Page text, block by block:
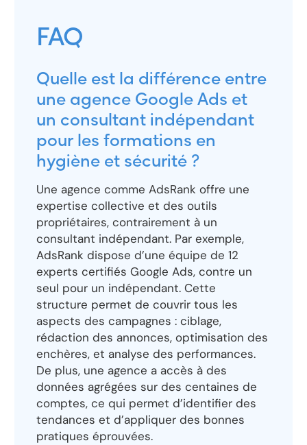
FAQ
Quelle est la différence entre
une agence Google Ads et
un consultant indépendant
pour les formations en
hygiène et sécurité ?
Une agence comme AdsRank offre une
expertise collective et des outils
propriétaires, contrairement à un
consultant indépendant. Par exemple,
AdsRank dispose d’une équipe de 12
experts certifiés Google Ads, contre un
seul pour un indépendant. Cette
structure permet de couvrir tous les
aspects des campagnes : ciblage,
rédaction des annonces, optimisation des
enchères, et analyse des performances.
De plus, une agence a accès à des
données agrégées sur des centaines de
comptes, ce qui permet d’identifier des
tendances et d’appliquer des bonnes
pratiques éprouvées.